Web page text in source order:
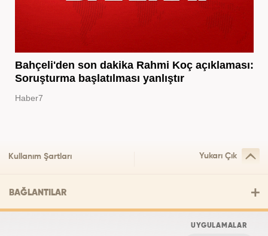
Bahçeli'den son dakika Rahmi Koç açıklaması:
Soruşturma başlatılması yanlıştır
Haber7
Kullanım Şartları Yukarı Çık
BAĞLANTILAR
UYGULAMALAR